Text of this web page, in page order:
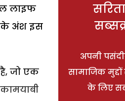
लाइफ
के अंश इस
जो एक
अपनी
सामाजिक
के लिए